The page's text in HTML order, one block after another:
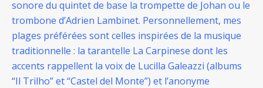
sonore du quintet de base la trompette de Johan ou le
trombone d’Adrien Lambinet. Personnellement, mes
plages préférées sont celles inspirées de la musique
traditionnelle : la tarantelle La Carpinese dont les
accents rappellent la voix de Lucilla Galeazzi (albums
“Il Trilho” et “Castel del Monte”) et l’anonyme